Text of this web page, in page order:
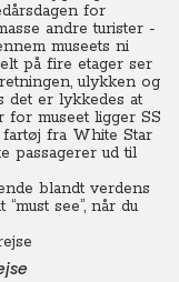
for
andre turister -
museets ni
på fire etager ser
ulykken og
det er lykkedes at
museet ligger SS
fartøj fra White Star
passagerer ud til
blandt verdens
see”, når du